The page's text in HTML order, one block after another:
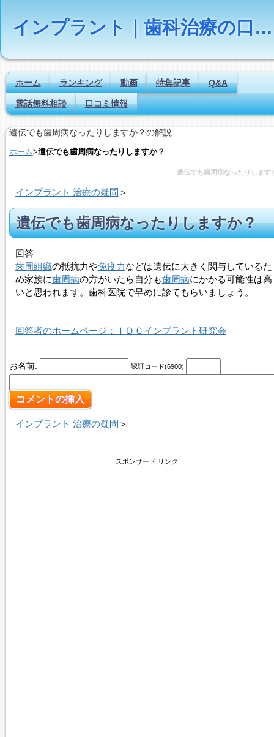
インプラント｜歯科治療の口コミ評判ランキング
ホーム ランキング 動画 特集記事 Q&A
電話無料相談 口コミ情報
遺伝でも歯周病なったりしますか？の解説
ホーム>遺伝でも歯周病なったりしますか？
遺伝でも歯周病なったりします
インプラント 治療の疑問 ＞
遺伝でも歯周病なったりしますか？
回答
歯周組織の抵抗力や免疫力などは遺伝に大きく関与しているた
め家族に歯周病の方がいたら自分も歯周病にかかる可能性は高
いと思われます。歯科医院で早めに診てもらいましょう。
回答者のホームページ：ＩＤＣインプラント研究会
お名前: 認証コード(6900)
インプラント 治療の疑問 ＞
スポンサード リンク